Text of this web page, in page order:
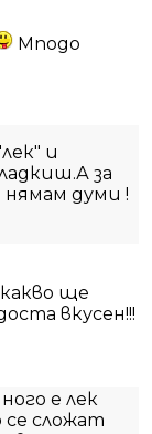
Mnogo
и
за
думи !
ще
вкусен!!!
е лек
се сложат